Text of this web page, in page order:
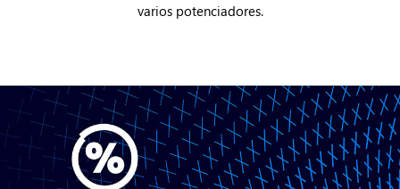
varios potenciadores.